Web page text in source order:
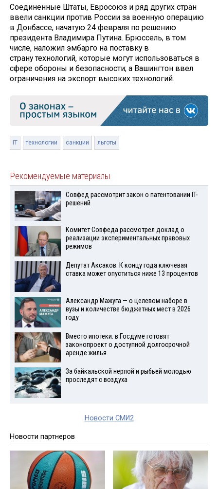
Соединенные Штаты, Евросоюз и ряд других стран
ввели санкции против России за военную операцию
в Донбассе, начатую 24 февраля по решению
президента Владимира Путина. Брюссель, в том
числе, наложил эмбарго на поставку в
страну технологий, которые могут использоваться в
сфере обороны и безопасности; а Вашингтон ввел
ограничения на экспорт высоких технологий.
IT технологии санкции льготы
Рекомендуемые материалы
Совфед рассмотрит закон о патентовании IT-
решений
Комитет Совфеда рассмотрел доклад о
реализации экспериментальных правовых
режимов
Депутат Аксаков: К концу года ключевая
ставка может опуститься ниже 13 процентов
Александр Мажуга — о целевом наборе в
вузы и количестве бюджетных мест в 2026
году
Вместо ипотеки: в Госдуме готовят
законопроект о доступной долгосрочной
аренде жилья
За байкальской нерпой и рыбьей молодью
проследят с воздуха
Новости СМИ2
Новости партнеров